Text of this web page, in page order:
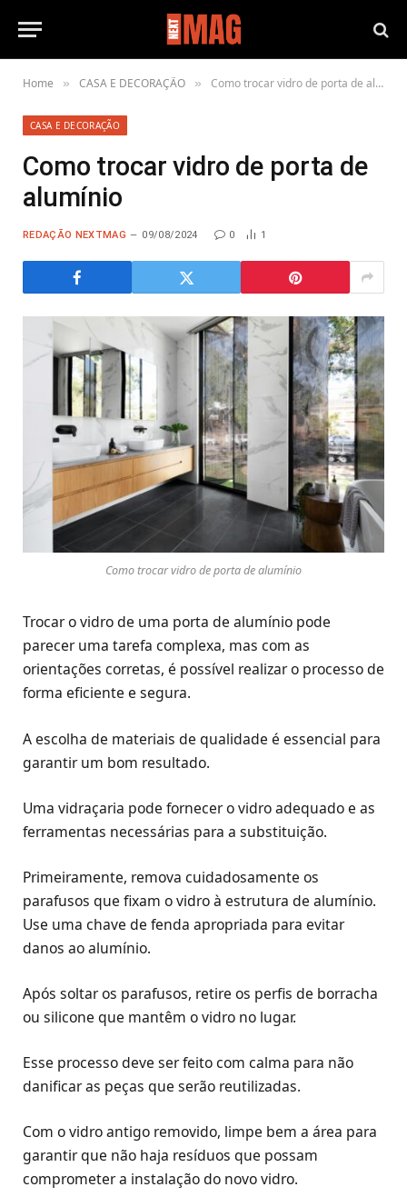
Home » CASA E DECORAÇÃO » Como trocar vidro de porta de alumínio
CASA E DECORAÇÃO
Como trocar vidro de porta de
alumínio
REDAÇÃO NEXTMAG 09/08/2024 0 1
Como trocar vidro de porta de alumínio
Trocar o vidro de uma porta de alumínio pode
parecer uma tarefa complexa, mas com as
orientações corretas, é possível realizar o processo de
forma eficiente e segura.
A escolha de materiais de qualidade é essencial para
garantir um bom resultado.
Uma vidraçaria pode fornecer o vidro adequado e as
ferramentas necessárias para a substituição.
Primeiramente, remova cuidadosamente os
parafusos que fixam o vidro à estrutura de alumínio.
Use uma chave de fenda apropriada para evitar
danos ao alumínio.
Após soltar os parafusos, retire os perfis de borracha
ou silicone que mantêm o vidro no lugar.
Esse processo deve ser feito com calma para não
danificar as peças que serão reutilizadas.
Com o vidro antigo removido, limpe bem a área para
garantir que não haja resíduos que possam
comprometer a instalação do novo vidro.